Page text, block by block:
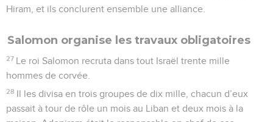
Hiram, et ils conclurent ensemble une alliance.
Salomon organise les travaux obligatoires
27 Le roi Salomon recruta dans tout Israël trente mille
hommes de corvée.
28 Il les divisa en trois groupes de dix mille, chacun d’eux
passait à tour de rôle un mois au Liban et deux mois à la